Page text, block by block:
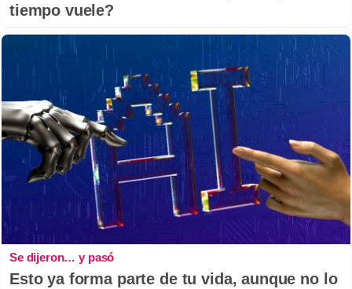
tiempo vuele?
Se dijeron… y pasó
Esto ya forma parte de tu vida, aunque no lo